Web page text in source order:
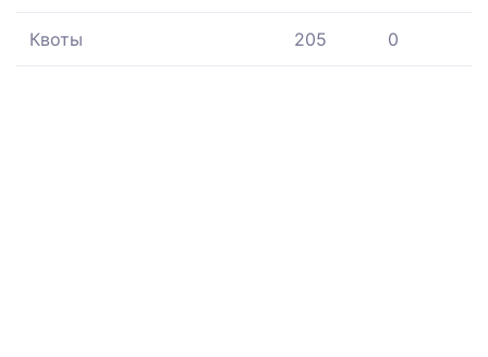
Квоты 205 0